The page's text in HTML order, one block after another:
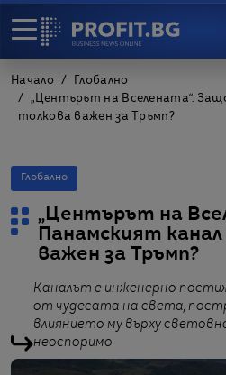
Начало
Глобално
„Центърът на Вселената“.
толкова важен за Тръмп?
Глобално
„Центърът на
Панамският
важен за Тръмп?
Каналът е инженерно
от чудесата на света,
влиянието му върху
неоспоримо